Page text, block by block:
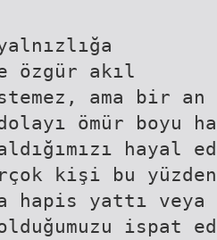
özgür akıl
ama bir
ömür boyu
kişi bu
hapis yattı veya